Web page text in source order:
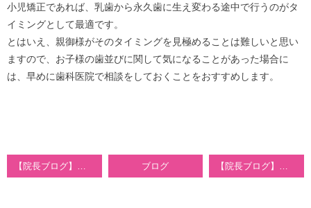
小児矯正であれば、乳歯から永久歯に生え変わる途中で行うのがタ
イミングとして最適です。
とはいえ、親御様がそのタイミングを見極めることは難しいと思い
ますので、お子様の歯並びに関して気になることがあった場合に
は、早めに歯科医院で相談をしておくことをおすすめします。
ブログ